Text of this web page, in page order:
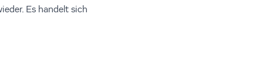
Es handelt sich